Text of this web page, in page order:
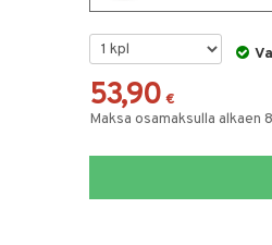
53,90 €
Maksa osamaksulla alkaen